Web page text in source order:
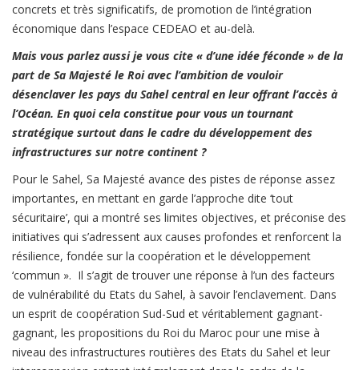
concrets et très significatifs, de promotion de l’intégration
économique dans l’espace CEDEAO et au-delà.
Mais vous parlez aussi je vous cite « d’une idée féconde » de la
part de Sa Majesté le Roi avec l’ambition de vouloir
désenclaver les pays du Sahel central en leur offrant l’accès à
l’Océan. En quoi cela constitue pour vous un tournant
stratégique surtout dans le cadre du développement des
infrastructures sur notre continent ?
Pour le Sahel, Sa Majesté avance des pistes de réponse assez
importantes, en mettant en garde l’approche dite ‘tout
sécuritaire’, qui a montré ses limites objectives, et préconise des
initiatives qui s’adressent aux causes profondes et renforcent la
résilience, fondée sur la coopération et le développement
‘commun ». Il s’agit de trouver une réponse à l’un des facteurs
de vulnérabilité du Etats du Sahel, à savoir l’enclavement. Dans
un esprit de coopération Sud-Sud et véritablement gagnant-
gagnant, les propositions du Roi du Maroc pour une mise à
niveau des infrastructures routières des Etats du Sahel et leur